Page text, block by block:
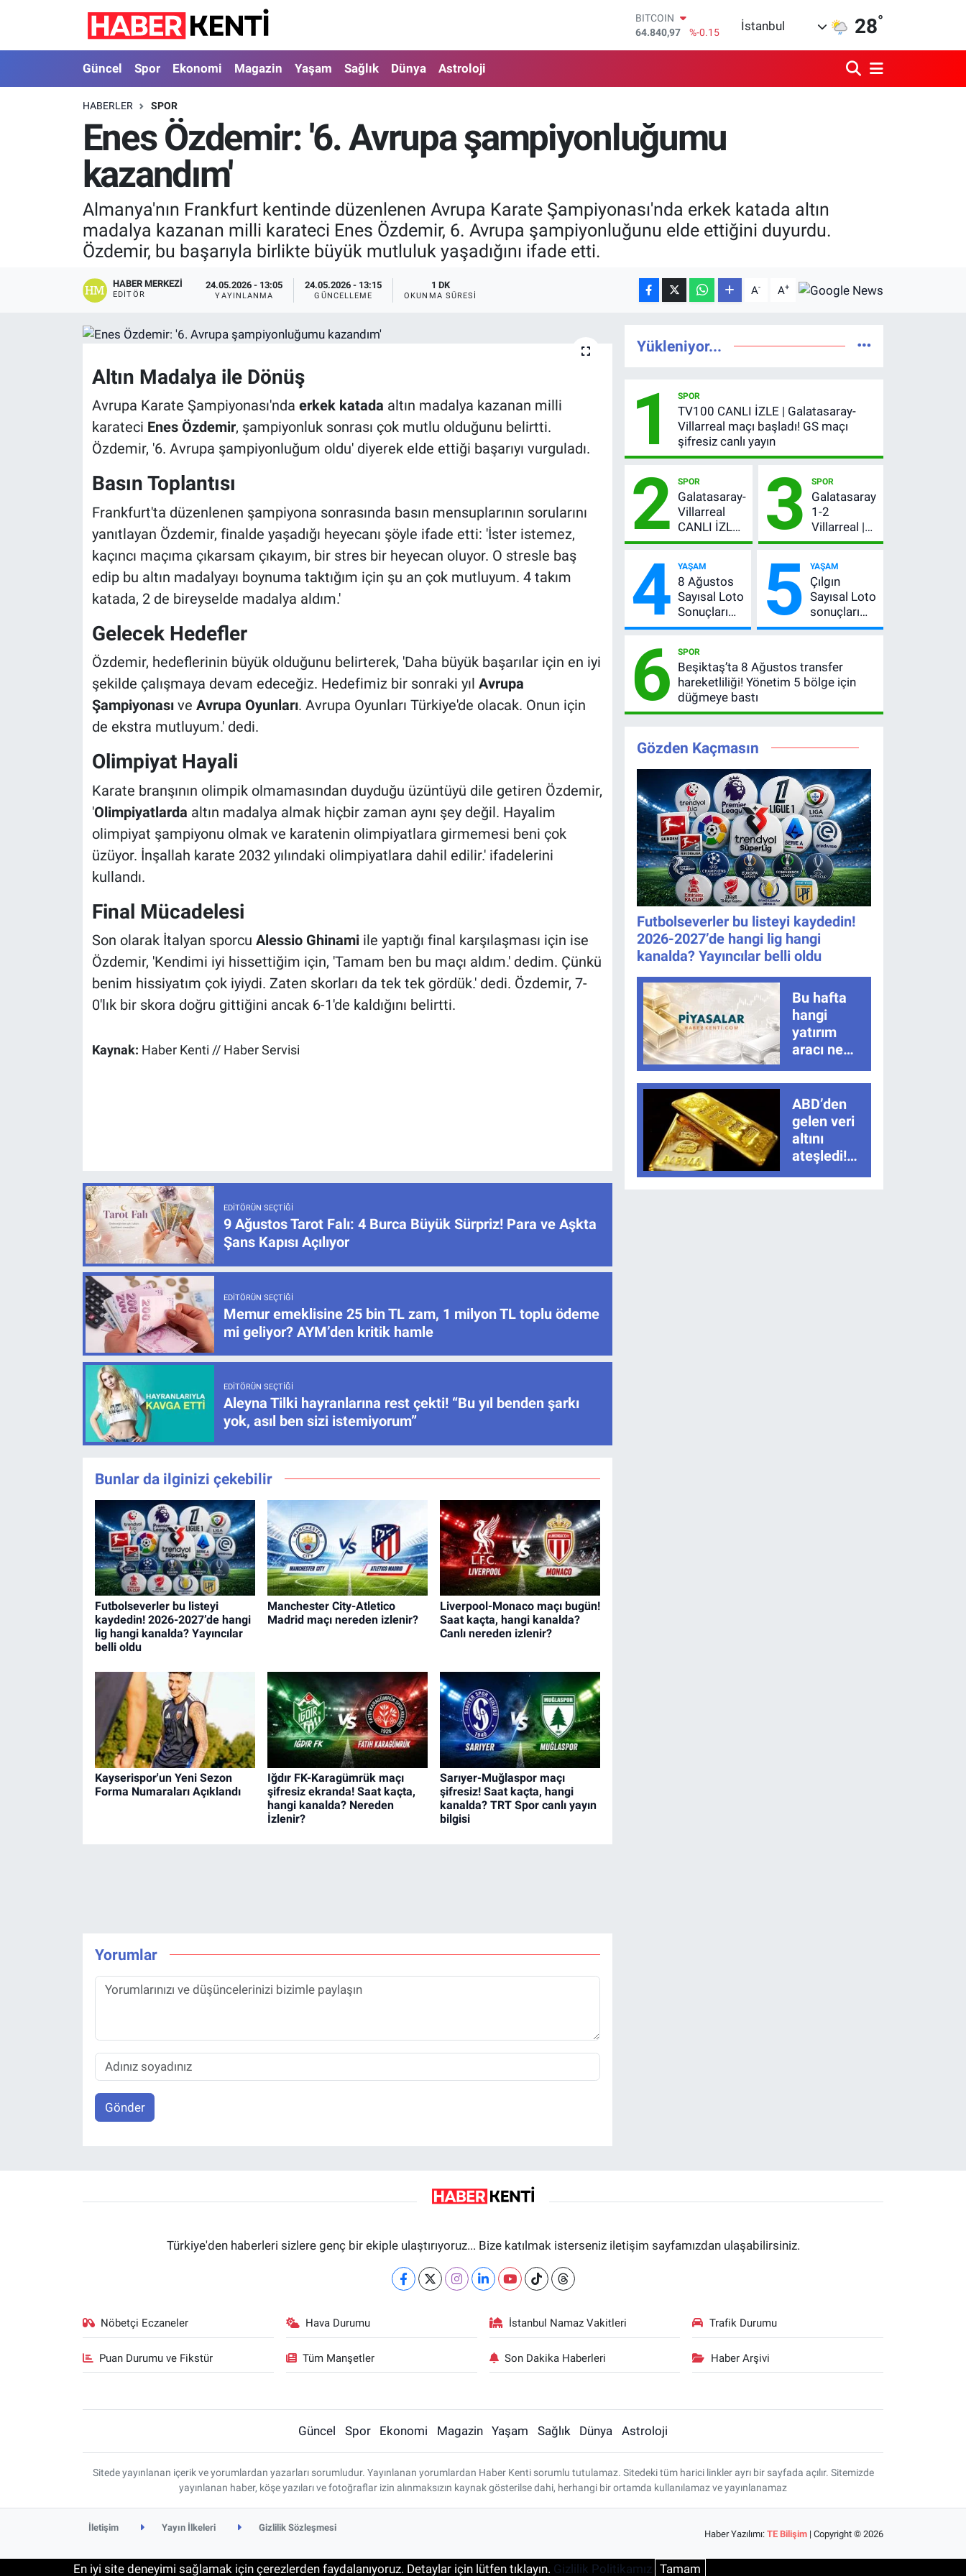
DOLAR
GRAM ALTIN
6660.55
%0
BİST100
İstanbul 28°
Güncel Spor Ekonomi Magazin Yaşam Sağlık Dünya Astroloji
HABERLER SPOR
Enes Özdemir: '6. Avrupa şampiyonluğumu
kazandım'
Almanya'nın Frankfurt kentinde düzenlenen Avrupa Karate Şampiyonası'nda erkek katada altın
madalya kazanan milli karateci Enes Özdemir, 6. Avrupa şampiyonluğunu elde ettiğini duyurdu.
Özdemir, bu başarıyla birlikte büyük mutluluk yaşadığını ifade etti.
HABER MERKEZI
EDITÖR
24.05.2026 - 13:05
YAYINLANMA
24.05.2026 - 13:15
GÜNCELLEME
1 DK
OKUNMA SÜRESI A- A+
Altın Madalya ile Dönüş
Avrupa Karate Şampiyonası'nda erkek katada altın madalya kazanan milli
karateci Enes Özdemir, şampiyonluk sonrası çok mutlu olduğunu belirtti.
Özdemir, '6. Avrupa şampiyonluğum oldu' diyerek elde ettiği başarıyı vurguladı.
Basın Toplantısı
Frankfurt'ta düzenlenen şampiyona sonrasında basın mensuplarının sorularını
yanıtlayan Özdemir, finalde yaşadığı heyecanı şöyle ifade etti: 'İster istemez,
kaçıncı maçıma çıkarsam çıkayım, bir stres bir heyecan oluyor. O stresle baş
edip bu altın madalyayı boynuma taktığım için şu an çok mutluyum. 4 takım
katada, 2 de bireyselde madalya aldım.'
Gelecek Hedefler
Özdemir, hedeflerinin büyük olduğunu belirterek, 'Daha büyük başarılar için en iyi
şekilde çalışmaya devam edeceğiz. Hedefimiz bir sonraki yıl Avrupa
Şampiyonasıve Avrupa Oyunları. Avrupa Oyunları Türkiye'de olacak. Onun için
de ekstra mutluyum.' dedi.
Olimpiyat Hayali
Karate branşının olimpik olmamasından duyduğu üzüntüyü dile getiren Özdemir,
'Olimpiyatlarda altın madalya almak hiçbir zaman aynı şey değil. Hayalim
olimpiyat şampiyonu olmak ve karatenin olimpiyatlara girmemesi beni çok
üzüyor. İnşallah karate 2032 yılındaki olimpiyatlara dahil edilir.' ifadelerini
kullandı.
Final Mücadelesi
Son olarak İtalyan sporcu Alessio Ghinamiile yaptığı final karşılaşması için ise
Özdemir, 'Kendimi iyi hissettiğim için, 'Tamam ben bu maçı aldım.' dedim. Çünkü
benim hissiyatım çok iyiydi. Zaten skorları da tek tek gördük.' dedi. Özdemir, 7-
0'lık bir skora doğru gittiğini ancak 6-1'de kaldığını belirtti.
Kaynak: Haber Kenti // Haber Servisi
EDITÖRÜN SEÇTIĞI
9 Ağustos Tarot Falı: 4 Burca Büyük Sürpriz! Para ve Aşkta
Şans Kapısı Açılıyor
EDITÖRÜN SEÇTIĞI
Memur emeklisine 25 bin TL zam, 1 milyon TL toplu ödeme
mi geliyor? AYM’den kritik hamle
EDITÖRÜN SEÇTIĞI
Aleyna Tilki hayranlarına rest çekti! “Bu yıl benden şarkı
yok, asıl ben sizi istemiyorum”
Bunlar da ilginizi çekebilir
Futbolseverler bu listeyi
kaydedin! 2026-2027’de hangi
lig hangi kanalda? Yayıncılar
belli oldu
Manchester City-Atletico
Madrid maçı nereden izlenir?
Liverpool-Monaco maçı bugün!
Saat kaçta, hangi kanalda?
Canlı nereden izlenir?
Kayserispor'un Yeni Sezon
Forma Numaraları Açıklandı
Iğdır FK-Karagümrük maçı
şifresiz ekranda! Saat kaçta,
hangi kanalda? Nereden
İzlenir?
Sarıyer-Muğlaspor maçı
şifresiz! Saat kaçta, hangi
kanalda? TRT Spor canlı yayın
bilgisi
Yorumlar
Gönder
Yükleniyor...
1 SPOR
TV100 CANLI İZLE | Galatasaray-
Villarreal maçı başladı! GS maçı
şifresiz canlı yayın
2 SPOR
Galatasaray-
Villarreal
CANLI İZLE |
GS maçı
kanalda,
şifresiz mi?
3 SPOR
Galatasaray
1-2
Villarreal |
Maç özeti
peş peşe
geldi, Okan
Buruk
kırmızı kart
gördü!
4 YAŞAM
8 Ağustos
Sayısal Loto
Sonuçları
Açıklandı!
Kazandıran
6 Numara
5 YAŞAM
Çılgın
Sayısal Loto
sonuçları
açıklandı
2026
kazanan
6 SPOR
Beşiktaş’ta 8 Ağustos transfer
hareketliliği! Yönetim 5 bölge için
düğmeye bastı
Gözden Kaçmasın
Futbolseverler bu listeyi kaydedin!
2026-2027’de hangi lig hangi
kanalda? Yayıncılar belli oldu
Bu hafta
hangi
yatırım
aracı ne
kadar
kazandırdı?
Altın açık
ara zirvede
ABD’den
gelen veri
altını
ateşledi!
Tarım dışı
Türkiye'den haberleri sizlere genç bir ekiple ulaştırıyoruz... Bize katılmak isterseniz iletişim sayfamızdan ulaşabilirsiniz.
Nöbetçi Eczaneler Hava Durumu İstanbul Namaz Vakitleri Trafik Durumu
Puan Durumu ve Fikstür Tüm Manşetler Son Dakika Haberleri Haber Arşivi
Güncel Spor Ekonomi Magazin Yaşam Sağlık Dünya Astroloji
Sitede yayınlanan içerik ve yorumlardan yazarları sorumludur. Yayınlanan yorumlardan Haber Kenti sorumlu tutulamaz. Sitedeki tüm harici linkler ayrı bir sayfada açılır. Sitemizde
yayınlanan haber, köşe yazıları ve fotoğraflar izin alınmaksızın kaynak gösterilse dahi, herhangi bir ortamda kullanılamaz ve yayınlanamaz
İletişim Yayın İlkeleri Gizlilik Sözleşmesi
Haber Yazılımı:TE Bilişim | Copyright © 2026
En iyi site deneyimi sağlamak için çerezlerden faydalanıyoruz. Detaylar için lütfen tıklayın. Gizlilik Politikamız Tamam
Güncel
Spor
Ekonomi
Nöbetçi Eczaneler
Hava Durumu
İstanbul Namaz Vakitleri
Trafik Durumu
Süper Lig Puan Durumu ve Fikstür
Tüm Manşetler
Son Dakika Haberleri